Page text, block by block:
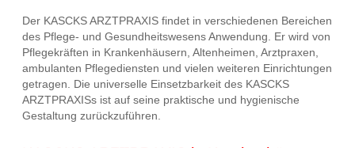
Der KASCKS ARZTPRAXIS findet in verschiedenen Bereichen
des Pflege- und Gesundheitswesens Anwendung. Er wird von
Pflegekräften in Krankenhäusern, Altenheimen, Arztpraxen,
ambulanten Pflegediensten und vielen weiteren Einrichtungen
getragen. Die universelle Einsetzbarkeit des KASCKS
ARZTPRAXISs ist auf seine praktische und hygienische
Gestaltung zurückzuführen.